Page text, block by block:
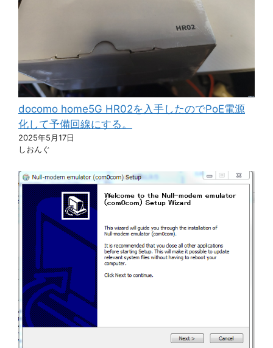
docomo home5G HR02を入手したのでPoE電源
化して予備回線にする。
2025年5月17日
しおんぐ